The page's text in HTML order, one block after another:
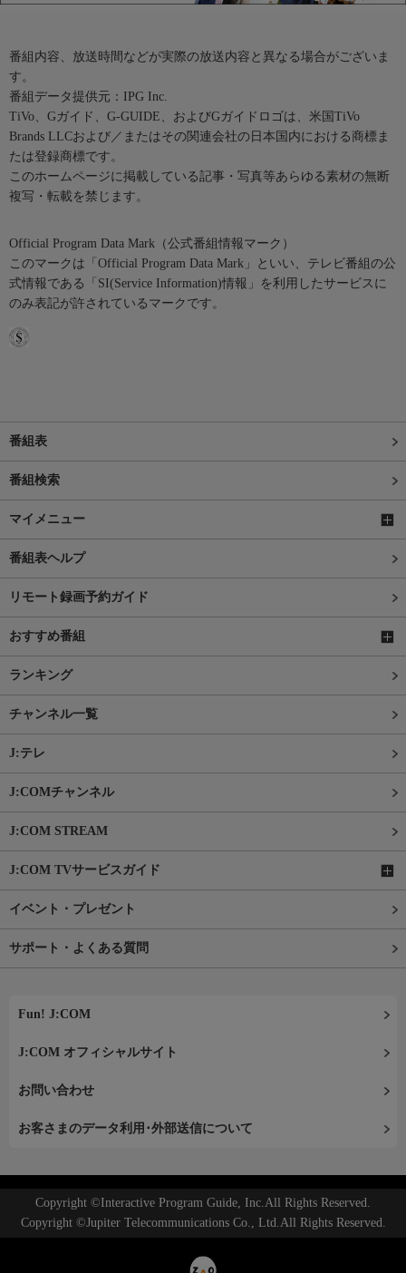
番組内容、放送時間などが実際の放送内容と異なる場合がございま
す。
番組データ提供元：IPG Inc.
TiVo、Gガイド、G-GUIDE、およびGガイドロゴは、米国TiVo
Brands LLCおよび／またはその関連会社の日本国内における商標ま
たは登録商標です。
このホームページに掲載している記事・写真等あらゆる素材の無断
複写・転載を禁じます。
Official Program Data Mark（公式番組情報マーク）
このマークは「Official Program Data Mark」といい、テレビ番組の公
式情報である「SI(Service Information)情報」を利用したサービスに
のみ表記が許されているマークです。
番組表
番組検索
マイメニュー
番組表ヘルプ
リモート録画予約ガイド
おすすめ番組
ランキング
チャンネル一覧
J:テレ
J:COMチャンネル
J:COM STREAM
J:COM TVサービスガイド
イベント・プレゼント
サポート・よくある質問
Fun! J:COM
J:COM オフィシャルサイト
お問い合わせ
お客さまのデータ利用･外部送信について
Copyright ©Interactive Program Guide, Inc.All Rights Reserved.
Copyright ©Jupiter Telecommunications Co., Ltd.All Rights Reserved.